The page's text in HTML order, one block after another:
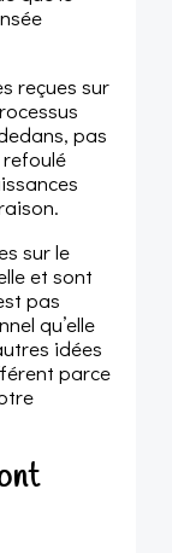
reçues sur
pas
sur le
et sont
pas
qu’elle
idées
parce